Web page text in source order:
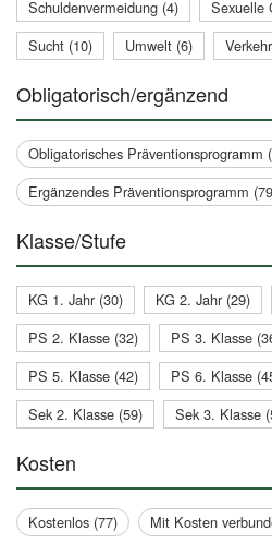
Schuldenvermeidung (4)
Sexuelle
Sucht (10)
Umwelt (6)
Obligatorisch/ergänzend
Obligatorisches Präventionsprogramm
Ergänzendes Präventionsprogramm
Klasse/Stufe
KG 1. Jahr (30) KG 2. Jahr (29)
PS 2. Klasse (32)
PS 3. Klasse
PS 5. Klasse (42)
PS 6. Klasse
Sek 2. Klasse (59)
Sek 3. Klasse
Kosten
Kostenlos (77) Mit Kosten